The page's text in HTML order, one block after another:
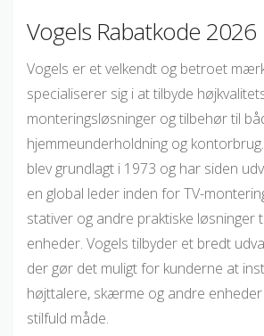
Vogels Rabatkode 2026
Vogels er et velkendt og betroet
specialiserer sig i at tilbyde
monteringsløsninger og tilbehør til
hjemmeunderholdning og
blev grundlagt i 1973 og har siden
en global leder inden for TV-
stativer og andre praktiske løsninger
enheder. Vogels tilbyder et bredt
der gør det muligt for kunderne at
højttalere, skærme og andre
stilfuld måde.